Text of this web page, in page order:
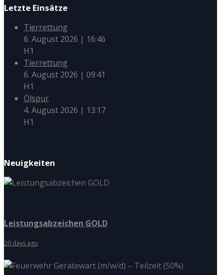
Letzte Einsätze
Tierrettung
6. August 2026 | 16:46
H1
Tierrettung
6. August 2026 | 09:41
H1
Ölspur
4. August 2026 | 13:17
H1
Neuigkeiten
Leistungsabzeichen GOLD
20 days ago